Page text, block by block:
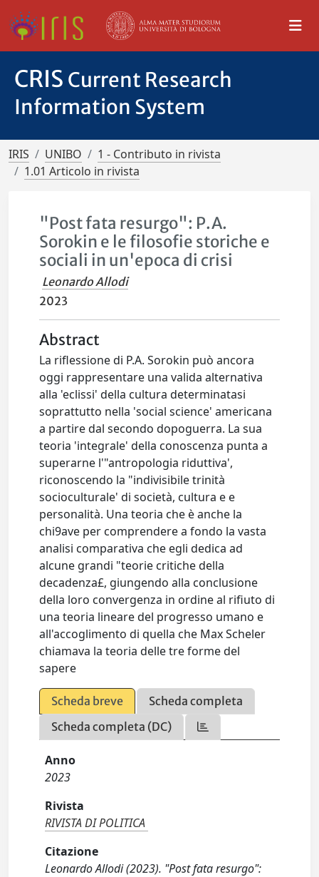
CRIS Current Research
Information System
IRIS UNIBO
1 - Contributo in rivista
1.01 Articolo in rivista
"Post fata resurgo": P.A.
Sorokin e le filosofie storiche e
sociali in un'epoca di crisi
Leonardo Allodi
2023
Abstract
La riflessione di P.A. Sorokin può ancora
oggi rappresentare una valida alternativa
alla 'eclissi' della cultura determinatasi
soprattutto nella 'social science' americana
a partire dal secondo dopoguerra. La sua
teoria 'integrale' della conoscenza punta a
superarne l'"antropologia riduttiva',
riconoscendo la "indivisibile trinità
socioculturale' di società, cultura e e
personalità. Una teoria che è anche la
chi9ave per comprendere a fondo la vasta
analisi comparativa che egli dedica ad
alcune grandi "teorie critiche della
decadenza£, giungendo alla conclusione
della loro convergenza in ordine al rifiuto di
una teoria lineare del progresso umano e
all'accoglimento di quella che Max Scheler
chiamava la teoria delle tre forme del
sapere
Scheda breve
Scheda completa
Scheda completa (DC)
Anno
2023
Rivista
RIVISTA DI POLITICA
Citazione
Leonardo Allodi (2023). "Post fata resurgo":